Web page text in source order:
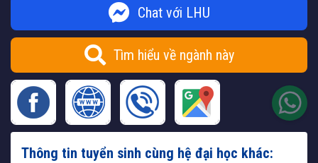
Chat với LHU
Tìm hiểu về ngành này
Thông tin tuyển sinh cùng hệ đại học khác: